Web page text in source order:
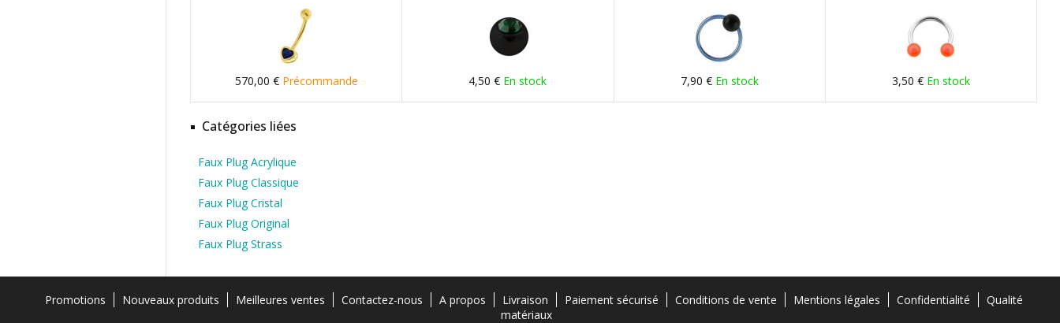
570,00 € Précommande 4,50 € En stock 7,90 € En stock 3,50 € En stock
Catégories liées
Faux Plug Acrylique
Faux Plug Classique
Faux Plug Cristal
Faux Plug Original
Faux Plug Strass
Promotions Nouveaux produits Meilleures ventes Contactez-nous A propos Livraison Paiement sécurisé Conditions de vente Mentions légales Confidentialité
Qualité
matériaux